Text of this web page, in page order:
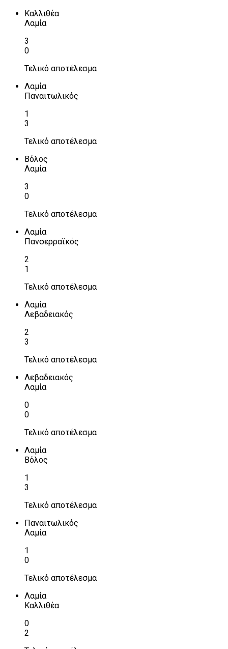
Καλλιθέα
Λαμία
3
0
Τελικό αποτέλεσμα
Λαμία
Παναιτωλικός
1
3
Τελικό αποτέλεσμα
Βόλος
Λαμία
3
0
Τελικό αποτέλεσμα
Λαμία
Πανσερραϊκός
2
1
Τελικό αποτέλεσμα
Λαμία
Λεβαδειακός
2
3
Τελικό αποτέλεσμα
Λεβαδειακός
Λαμία
0
0
Τελικό αποτέλεσμα
Λαμία
Βόλος
1
3
Τελικό αποτέλεσμα
Παναιτωλικός
Λαμία
1
0
Τελικό αποτέλεσμα
Λαμία
Καλλιθέα
0
2